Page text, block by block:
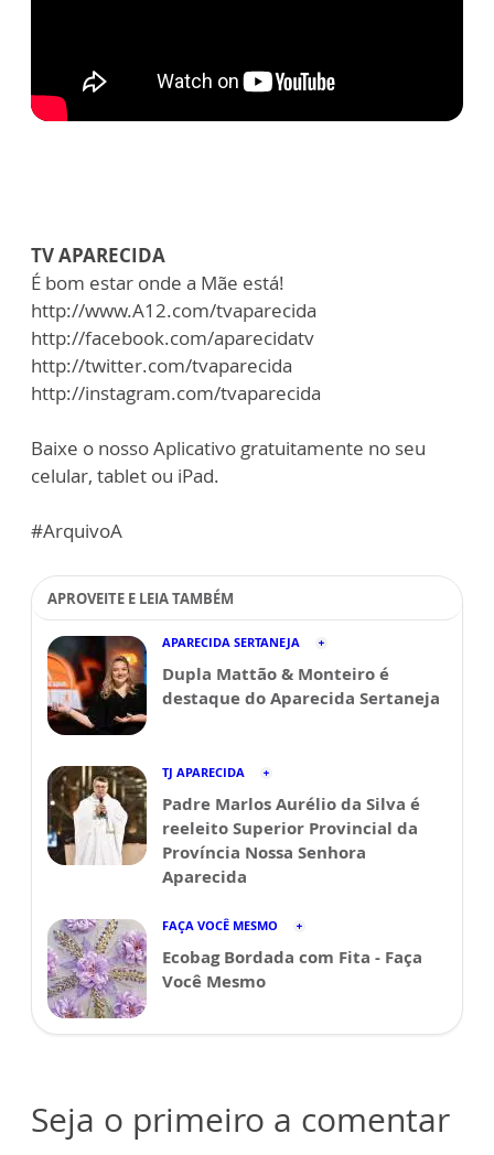
TV APARECIDA
É bom estar onde a Mãe está!
http://www.A12.com/tvaparecida
http://facebook.com/aparecidatv
http://twitter.com/tvaparecida
http://instagram.com/tvaparecida
Baixe o nosso Aplicativo gratuitamente no seu
celular, tablet ou iPad.
#ArquivoA
APROVEITE E LEIA TAMBÉM
APARECIDA SERTANEJA
Dupla Mattão & Monteiro é
destaque do Aparecida Sertaneja
TJ APARECIDA
Padre Marlos Aurélio da Silva é
reeleito Superior Provincial da
Província Nossa Senhora
Aparecida
FAÇA VOCÊ MESMO
Ecobag Bordada com Fita - Faça
Você Mesmo
Seja o primeiro a comentar